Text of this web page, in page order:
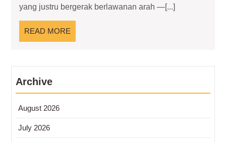
yang
yang justru bergerak berlawanan arah —[...]
READ MORE
MORE
Archive
August 2026
July 2026